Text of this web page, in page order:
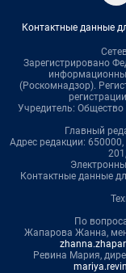
Контактные данные
Зарегистрировано
(Роскомнадзор).
Учредитель:
Главный
Адрес редакции:
Контактные данные
По
Жапарова Жанна,
Ревина Мария,